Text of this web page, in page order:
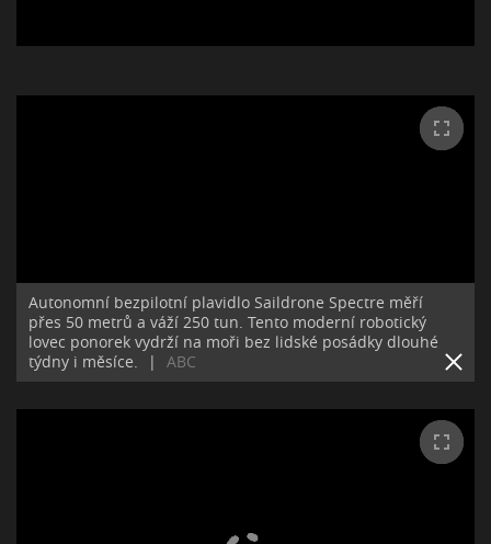
Autonomní bezpilotní plavidlo Saildrone Spectre měří
přes 50 metrů a váží 250 tun. Tento moderní robotický
lovec ponorek vydrží na moři bez lidské posádky dlouhé
týdny i měsíce.
| ABC